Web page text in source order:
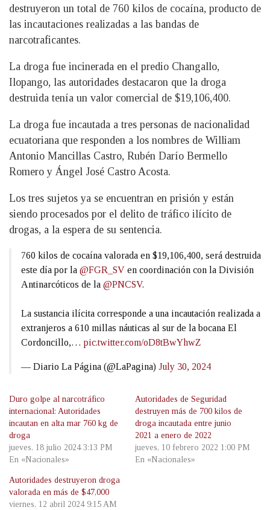
destruyeron un total de 760 kilos de cocaína, producto de
las incautaciones realizadas a las bandas de
narcotraficantes.
La droga fue incinerada en el predio Changallo,
Ilopango, las autoridades destacaron que la droga
destruida tenía un valor comercial de $19,106,400.
La droga fue incautada a tres personas de nacionalidad
ecuatoriana que responden a los nombres de William
Antonio Mancillas Castro, Rubén Darío Bermello
Romero y Ángel José Castro Acosta.
Los tres sujetos ya se encuentran en prisión y están
siendo procesados por el delito de tráfico ilícito de
drogas, a la espera de su sentencia.
760 kilos de cocaína valorada en $19,106,400, será destruida
este día por la @FGR_SV en coordinación con la División
Antinarcóticos de la @PNCSV.
La sustancia ilícita corresponde a una incautación realizada a
extranjeros a 610 millas náuticas al sur de la bocana El
Cordoncillo,… pic.twitter.com/oD8tBwYhwZ
— Diario La Página (@LaPagina) July 30, 2024
Duro golpe al narcotráfico
internacional: Autoridades
incautan en alta mar 760 kg de
droga
jueves, 18 julio 2024 3:13 PM
En «Nacionales»
Autoridades de Seguridad
destruyen más de 700 kilos de
droga incautada entre junio
2021 a enero de 2022
jueves, 10 febrero 2022 1:00 PM
En «Nacionales»
Autoridades destruyeron droga
valorada en más de $47,000
viernes, 12 abril 2024 9:15 AM